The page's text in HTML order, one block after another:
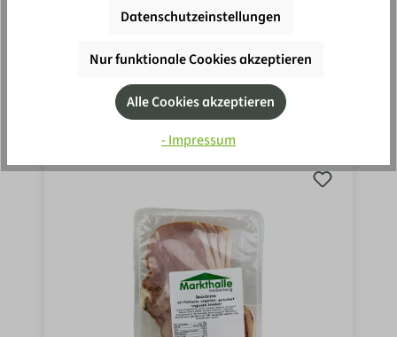
ungleiche Scheiben ca 200g
In den Einkaufswagen
0.2 kg (12,45 €* / 1 kg)
Datenschutzeinstellungen
Nur funktionale Cookies akzeptieren
Alle Cookies akzeptieren
- Impressum